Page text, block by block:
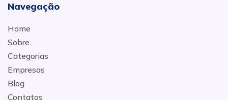
Navegação
Home
Sobre
Categorias
Empresas
Blog
Contatos